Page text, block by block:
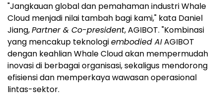
"Jangkauan global dan pemahaman industri Whale
Cloud menjadi nilai tambah bagi kami," kata Daniel
Jiang,Partner & Co-president, AGIBOT. "Kombinasi
yang mencakup teknologiembodied AIAGIBOT
dengan keahlian Whale Cloud akan mempermudah
inovasi di berbagai organisasi, sekaligus mendorong
efisiensi dan memperkaya wawasan operasional
lintas-sektor.